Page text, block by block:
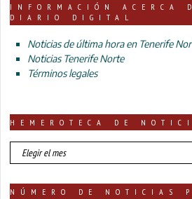
INFORMACIÓN ACERCA
DIARIO DIGITAL
Noticias de última hora en Tenerife
Noticias Tenerife Norte
Términos legales
HEMEROTECA DE
HEMEROTECA
DE
NÚMERO DE NOTICIAS